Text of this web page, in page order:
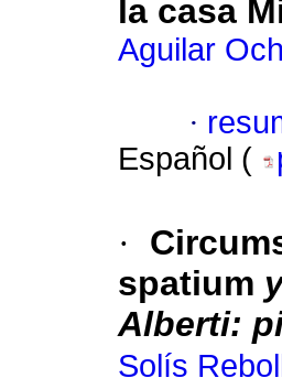
la casa
Aguilar
·
Español (
·
spatium
Alberti:
Solís